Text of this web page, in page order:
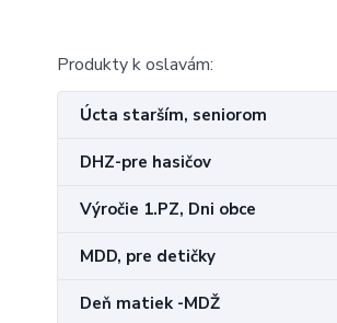
Produkty k oslavám:
Úcta starším, seniorom
DHZ-pre hasičov
Výročie 1.PZ, Dni obce
MDD, pre detičky
Deň matiek -MDŽ